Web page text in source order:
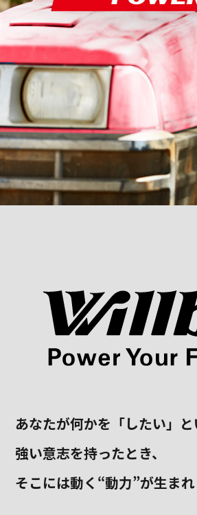
あなたが何かを「したい」と
強い意志を持ったとき、
そこには動く“動力”が生まれ